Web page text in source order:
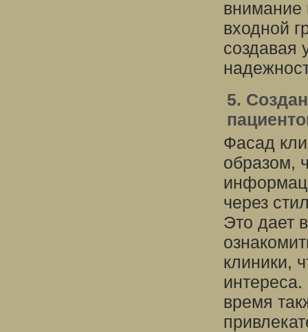
внимание
входной
создавая
5.
Фасад
образом,
через
Это дает
клиники,
время